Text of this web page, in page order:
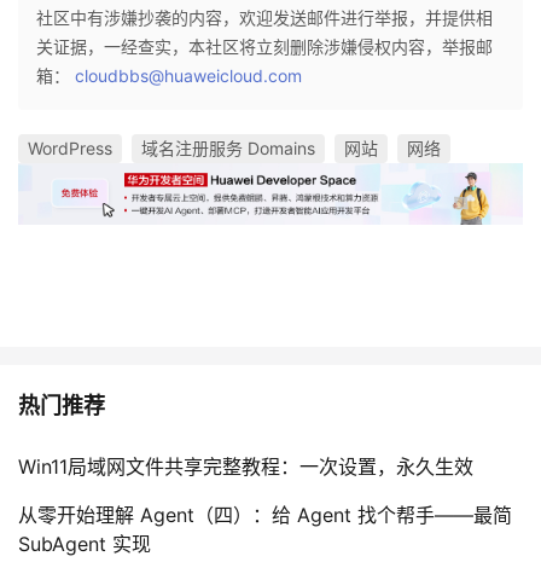
社区中有涉嫌抄袭的内容，欢迎发送邮件进行举报，并提供相
关证据，一经查实，本社区将立刻删除涉嫌侵权内容，举报邮
箱： cloudbbs@huaweicloud.com
WordPress 域名注册服务 Domains 网站 网络
热门推荐
Win11局域网文件共享完整教程：一次设置，永久生效
从零开始理解 Agent（四）：给 Agent 找个帮手——最简
SubAgent 实现